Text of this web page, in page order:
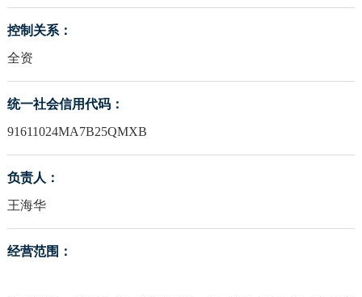
控制关系：
全资
统一社会信用代码：
91611024MA7B25QMXB
负责人：
王海华
经营范围：